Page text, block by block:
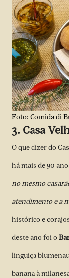
Foto: Comida di
3. Casa
O que dizer do
há mais de 90
no mesmo
atendimento e a
histórico e
deste ano foi o
linguiça
banana à